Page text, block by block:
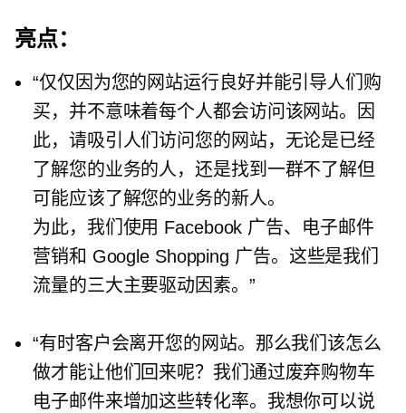
亮点：
“仅仅因为您的网站运行良好并能引导人们购
买，并不意味着每个人都会访问该网站。因
此，请吸引人们访问您的网站，无论是已经
了解您的业务的人，还是找到一群不了解但
可能应该了解您的业务的新人。
为此，我们使用 Facebook 广告、电子邮件
营销和 Google Shopping 广告。这些是我们
流量的三大主要驱动因素。”
“有时客户会离开您的网站。那么我们该怎么
做才能让他们回来呢？我们通过废弃购物车
电子邮件来增加这些转化率。我想你可以说